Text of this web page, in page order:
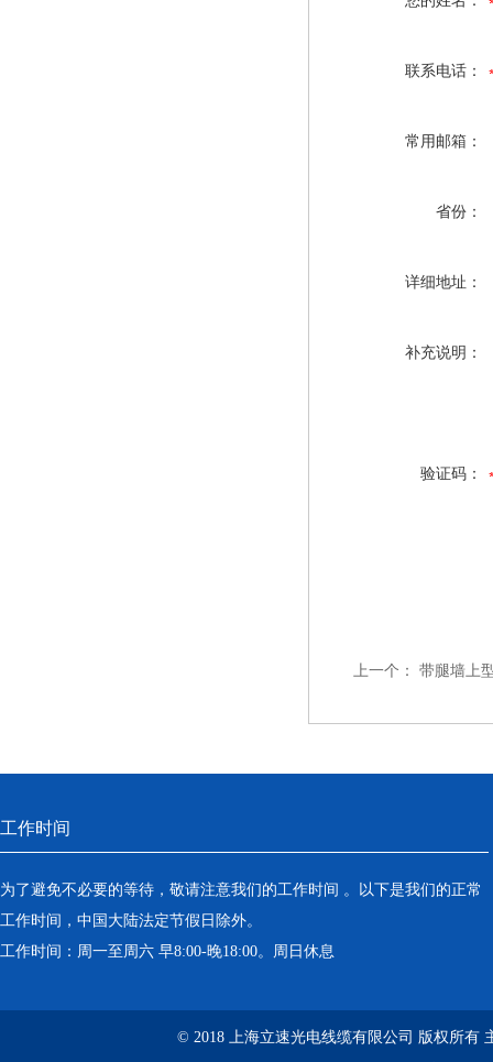
联系电话：
常用邮箱：
省份：
详细地址：
补充说明：
验证码：
上一个： 带腿墙上
工作时间
为了避免不必要的等待，敬请注意我们的工作时间 。以下是我们的正常
工作时间，中国大陆法定节假日除外。
工作时间：周一至周六 早8:00-晚18:00。周日休息
© 2018 上海立速光电线缆有限公司 版权所有